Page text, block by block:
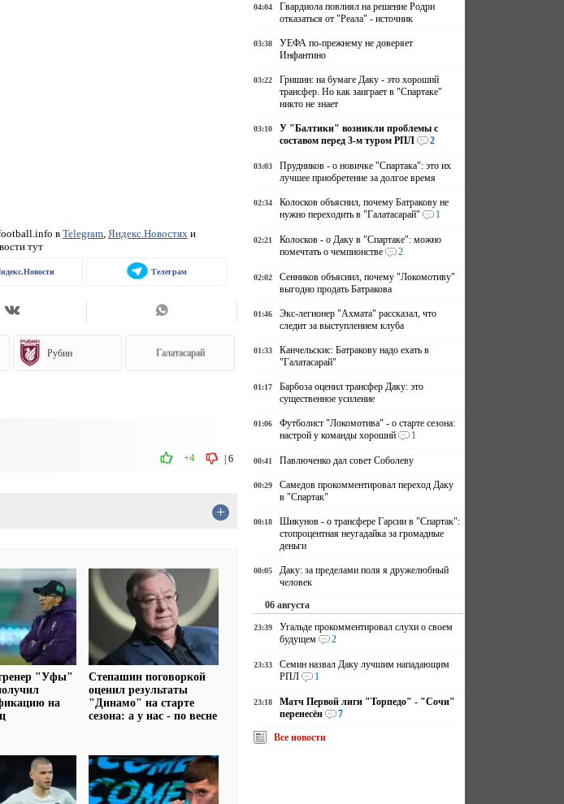
в Telegram, Яндекс.Новостяхи
тут
Телеграм
Рубин Галатасарай
|6
+4
+
"Уфы"
на
Степашин поговоркой
оценил результаты
"Динамо" на старте
сезона: а у нас - по весне
04:04
Гвардиола повлиял на решение Родри
отказаться от "Реала" - источник
03:38
УЕФА по-прежнему не доверяет
Инфантино
03:22
Гришин: на бумаге Даку - это хороший
трансфер. Но как заиграет в "Спартаке"
никто не знает
03:10
У "Балтики" возникли проблемы с
составом перед 3-м туром РПЛ
2
03:03
Прудников - о новичке "Спартака": это их
лучшее приобретение за долгое время
02:34
Колосков объяснил, почему Батракову не
нужно переходить в "Галатасарай"
1
02:21
Колосков - о Даку в "Спартаке": можно
помечтать о чемпионстве
2
02:02
Сенников объяснил, почему "Локомотиву"
выгодно продать Батракова
01:46
Экс-легионер "Ахмата" рассказал, что
следит за выступлением клуба
01:33
Канчельскис: Батракову надо ехать в
"Галатасарай"
01:17
Барбоза оценил трансфер Даку: это
существенное усиление
01:06
Футболист "Локомотива" - о старте сезона:
настрой у команды хороший
1
00:41 Павлюченко дал совет Соболеву
00:29
Самедов прокомментировал переход Даку
в "Спартак"
00:18
Шикунов - о трансфере Гарсии в "Спартак":
стопроцентная неугадайка за громадные
деньги
00:05
Даку: за пределами поля я дружелюбный
человек
06 августа
23:39
Угальде прокомментировал слухи о своем
будущем
2
23:33
Семин назвал Даку лучшим нападающим
РПЛ
1
23:18
Матч Первой лиги "Торпедо" - "Сочи"
перенесён
7
Все новости